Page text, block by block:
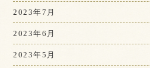
2023年7月
2023年6月
2023年5月